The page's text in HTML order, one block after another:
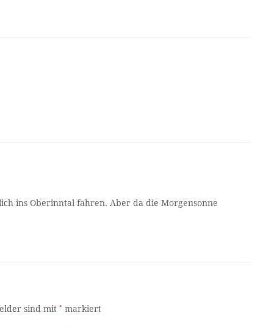
ins Oberinntal fahren. Aber da die Morgensonne
sind mit* markiert